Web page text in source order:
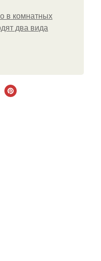
в комнатных
два вида